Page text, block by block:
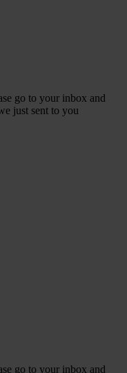
go to your inbox and
just sent to you
go to your inbox and